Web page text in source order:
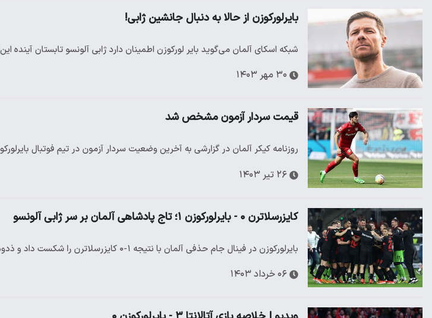
بایرلورکوزن از حالا به دنبال جانشین ژابی!
شبکه اسکای آلمان می‌گوید بایر لورکوزن اطمینان دارد ژابی آلونسو ‌تابستان آینده
۳۰ مهر ۱۴۰۳
قیمت سردار آزمون مشخص شد
روزنامه کیکر آلمان در گزارشی به آخرین وضعیت سردار آزمون در تیم فوتبال
۲۶ تیر ۱۴۰۳
کایزرسلاترن ۰ - بایرلورکوزن ۱؛ تاج پادشاهی آلمان بر سر ژابی آلونسو
بایرلورکوزن در فینال جام حذفی آلمان با نتیجه ۱-۰ کایزرسلاترن را شکست داد و ذدومین قهرمانی فصل خوئد را جشن گرفت.
۰۶ خرداد ۱۴۰۳